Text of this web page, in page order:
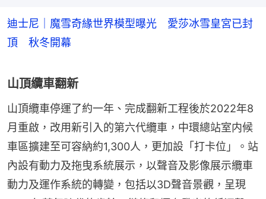
迪士尼｜魔雪奇緣世界模型曝光 愛莎冰雪皇宮已封
頂 秋冬開幕
山頂纜車翻新
山頂纜車停運了約一年、完成翻新工程後於2022年8
月重啟，改用新引入的第六代纜車，中環總站室内候
車區擴建至可容納約1,300人，更加設「打卡位」。站
內設有動力及拖曳系統展示，以聲音及影像展示纜車
動力及運作系統的轉變，包括以3D聲音景觀，呈現